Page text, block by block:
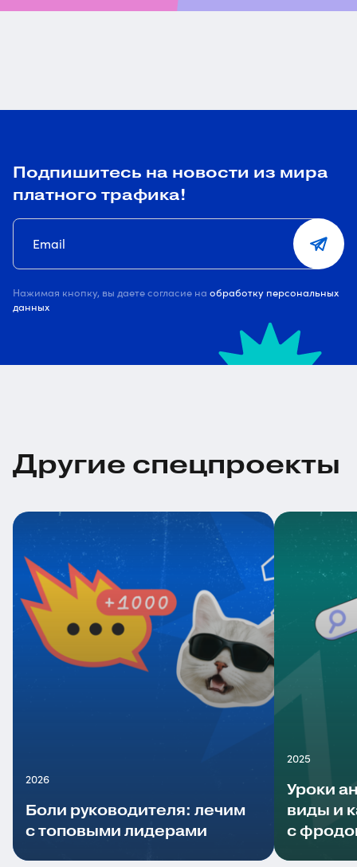
Подпишитесь на новости из мира
платного трафика!
Нажимая кнопку, вы даете согласие на обработку персональных
данных
Другие спецпроекты
2026
Боли руководителя: лечим
с топовыми лидерами
2025
Уроки
виды и
с